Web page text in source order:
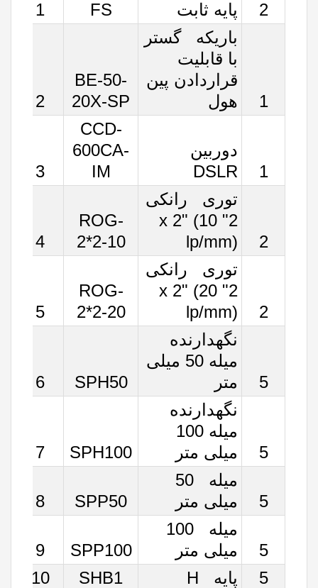
2 پایه ثابت FS
1
1
باریکه گستر
با قابلیت
قراردادن پین
هول
BE-50-
20X-SP
2
1
دوربین
DSLR
CCD-
600CA-
IM
3
2
توری رانکی
2" x 2" (10
lp/mm)
ROG-
2*2-10
4
2
توری رانکی
2" x 2" (20
lp/mm)
ROG-
2*2-20
5
5
نگه‏دارنده
میله 50 میلی
متر
SPH50
6
5
نگه‏دارنده
میله 100
میلی متر
SPH100
7
5
میله 50
میلی متر
SPP50
8
5
میله 100
میلی متر
SPP100
9
5
پایه H SHB1
10